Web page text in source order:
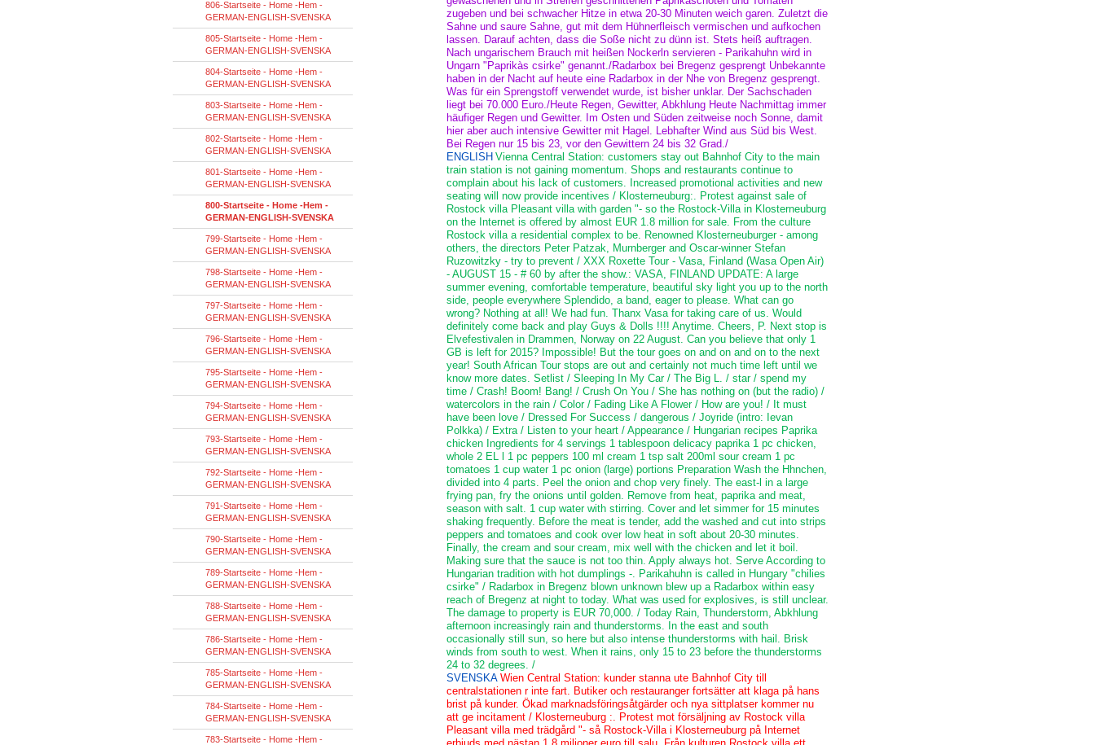
zugeben und bei schwacher Hitze in etwa 20-30 Minuten weich garen. Zuletzt die
Sahne und saure Sahne, gut mit dem Hühnerfleisch vermischen und aufkochen
lassen. Darauf achten, dass die Soße nicht zu dünn ist. Stets heiß auftragen.
Nach ungarischem Brauch mit heißen Nockerln servieren - Parikahuhn wird in
Ungarn "Paprikàs csirke" genannt./Radarbox bei Bregenz gesprengt Unbekannte
haben in der Nacht auf heute eine Radarbox in der Nhe von Bregenz gesprengt.
Was für ein Sprengstoff verwendet wurde, ist bisher unklar. Der Sachschaden
liegt bei 70.000 Euro./Heute Regen, Gewitter, Abkhlung Heute Nachmittag immer
häufiger Regen und Gewitter. Im Osten und Süden zeitweise noch Sonne, damit
hier aber auch intensive Gewitter mit Hagel. Lebhafter Wind aus Süd bis West.
Bei Regen nur 15 bis 23, vor den Gewittern 24 bis 32 Grad./
ENGLISH Vienna Central Station: customers stay out Bahnhof City to the main
train station is not gaining momentum. Shops and restaurants continue to
complain about his lack of customers. Increased promotional activities and new
seating will now provide incentives / Klosterneuburg:. Protest against sale of
Rostock villa Pleasant villa with garden "- so the Rostock-Villa in Klosterneuburg
on the Internet is offered by almost EUR 1.8 million for sale. From the culture
Rostock villa a residential complex to be. Renowned Klosterneuburger - among
others, the directors Peter Patzak, Murnberger and Oscar-winner Stefan
Ruzowitzky - try to prevent / XXX Roxette Tour - Vasa, Finland (Wasa Open Air)
- AUGUST 15 - # 60 by after the show.: VASA, FINLAND UPDATE: A large
summer evening, comfortable temperature, beautiful sky light you up to the north
side, people everywhere Splendido, a band, eager to please. What can go
wrong? Nothing at all! We had fun. Thanx Vasa for taking care of us. Would
definitely come back and play Guys & Dolls !!!! Anytime. Cheers, P. Next stop is
Elvefestivalen in Drammen, Norway on 22 August. Can you believe that only 1
GB is left for 2015? Impossible! But the tour goes on and on and on to the next
year! South African Tour stops are out and certainly not much time left until we
know more dates. Setlist / Sleeping In My Car / The Big L. / star / spend my
time / Crash! Boom! Bang! / Crush On You / She has nothing on (but the radio) /
watercolors in the rain / Color / Fading Like A Flower / How are you! / It must
have been love / Dressed For Success / dangerous / Joyride (intro: Ievan
Polkka) / Extra / Listen to your heart / Appearance / Hungarian recipes Paprika
chicken Ingredients for 4 servings 1 tablespoon delicacy paprika 1 pc chicken,
whole 2 EL l 1 pc peppers 100 ml cream 1 tsp salt 200ml sour cream 1 pc
tomatoes 1 cup water 1 pc onion (large) portions Preparation Wash the Hhnchen,
divided into 4 parts. Peel the onion and chop very finely. The east-l in a large
frying pan, fry the onions until golden. Remove from heat, paprika and meat,
season with salt. 1 cup water with stirring. Cover and let simmer for 15 minutes
shaking frequently. Before the meat is tender, add the washed and cut into strips
peppers and tomatoes and cook over low heat in soft about 20-30 minutes.
Finally, the cream and sour cream, mix well with the chicken and let it boil.
Making sure that the sauce is not too thin. Apply always hot. Serve According to
Hungarian tradition with hot dumplings -. Parikahuhn is called in Hungary "chilies
csirke" / Radarbox in Bregenz blown unknown blew up a Radarbox within easy
reach of Bregenz at night to today. What was used for explosives, is still unclear.
The damage to property is EUR 70,000. / Today Rain, Thunderstorm, Abkhlung
afternoon increasingly rain and thunderstorms. In the east and south
occasionally still sun, so here but also intense thunderstorms with hail. Brisk
winds from south to west. When it rains, only 15 to 23 before the thunderstorms
24 to 32 degrees. /
SVENSKA Wien Central Station: kunder stanna ute Bahnhof City till
centralstationen r inte fart. Butiker och restauranger fortsätter att klaga på hans
brist på kunder. Ökad marknadsföringsåtgärder och nya sittplatser kommer nu
att ge incitament / Klosterneuburg :. Protest mot försäljning av Rostock villa
Pleasant villa med trädgård "- så Rostock-Villa i Klosterneuburg på Internet
806-Startseite - Home -Hem -
GERMAN-ENGLISH-SVENSKA
805-Startseite - Home -Hem -
GERMAN-ENGLISH-SVENSKA
804-Startseite - Home -Hem -
GERMAN-ENGLISH-SVENSKA
803-Startseite - Home -Hem -
GERMAN-ENGLISH-SVENSKA
802-Startseite - Home -Hem -
GERMAN-ENGLISH-SVENSKA
801-Startseite - Home -Hem -
GERMAN-ENGLISH-SVENSKA
800-Startseite - Home -Hem -
GERMAN-ENGLISH-SVENSKA
799-Startseite - Home -Hem -
GERMAN-ENGLISH-SVENSKA
798-Startseite - Home -Hem -
GERMAN-ENGLISH-SVENSKA
797-Startseite - Home -Hem -
GERMAN-ENGLISH-SVENSKA
796-Startseite - Home -Hem -
GERMAN-ENGLISH-SVENSKA
795-Startseite - Home -Hem -
GERMAN-ENGLISH-SVENSKA
794-Startseite - Home -Hem -
GERMAN-ENGLISH-SVENSKA
793-Startseite - Home -Hem -
GERMAN-ENGLISH-SVENSKA
792-Startseite - Home -Hem -
GERMAN-ENGLISH-SVENSKA
791-Startseite - Home -Hem -
GERMAN-ENGLISH-SVENSKA
790-Startseite - Home -Hem -
GERMAN-ENGLISH-SVENSKA
789-Startseite - Home -Hem -
GERMAN-ENGLISH-SVENSKA
788-Startseite - Home -Hem -
GERMAN-ENGLISH-SVENSKA
786-Startseite - Home -Hem -
GERMAN-ENGLISH-SVENSKA
785-Startseite - Home -Hem -
GERMAN-ENGLISH-SVENSKA
784-Startseite - Home -Hem -
GERMAN-ENGLISH-SVENSKA
783-Startseite - Home -Hem -